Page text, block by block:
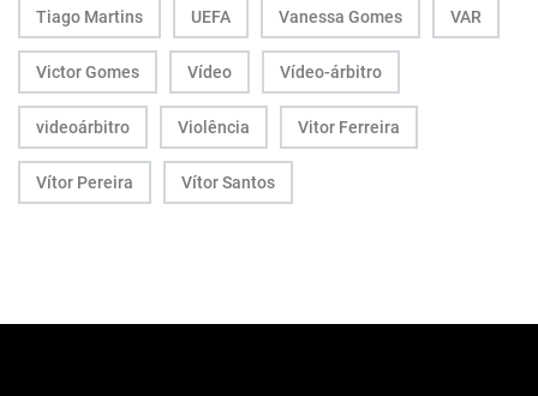
Tiago Martins UEFA Vanessa Gomes VAR
Victor Gomes Vídeo Vídeo-árbitro
videoárbitro Violência Vitor Ferreira
Vítor Pereira Vítor Santos